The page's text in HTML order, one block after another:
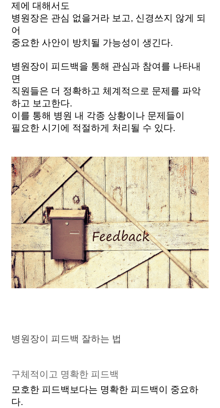
제에 대해서도
병원장은 관심 없을거라 보고, 신경쓰지 않게 되
어
중요한 사안이 방치될 가능성이 생긴다.
병원장이 피드백을 통해 관심과 참여를 나타내
면
직원들은 더 정확하고 체계적으로 문제를 파악
하고 보고한다.
이를 통해 병원 내 각종 상황이나 문제들이
필요한 시기에 적절하게 처리될 수 있다.
병원장이 피드백 잘하는 법
구체적이고 명확한 피드백
모호한 피드백보다는 명확한 피드백이 중요하
다.